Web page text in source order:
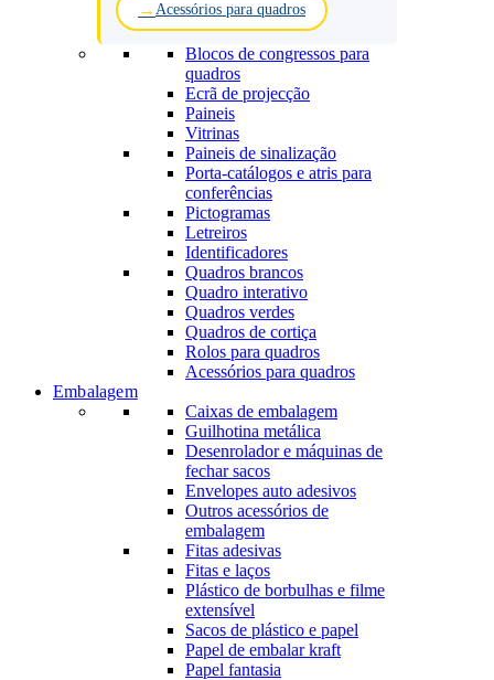
Acessórios para quadros
Blocos de congressos para
quadros
Ecrã de projecção
Paineis
Vitrinas
Paineis de sinalização
Porta-catálogos e atris para
conferências
Pictogramas
Letreiros
Identificadores
Quadros brancos
Quadro interativo
Quadros verdes
Quadros de cortiça
Rolos para quadros
Acessórios para quadros
Embalagem
Caixas de embalagem
Guilhotina metálica
Desenrolador e máquinas de
fechar sacos
Envelopes auto adesivos
Outros acessórios de
embalagem
Fitas adesivas
Fitas e laços
Plástico de borbulhas e filme
extensível
Sacos de plástico e papel
Papel de embalar kraft
Papel fantasia